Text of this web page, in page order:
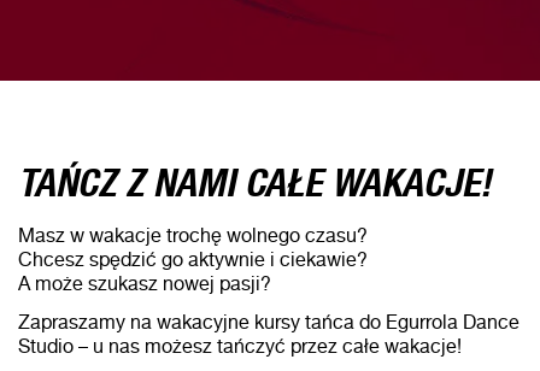
TAŃCZ Z NAMI CAŁE WAKACJE!
Masz w wakacje trochę wolnego czasu?
Chcesz spędzić go aktywnie i ciekawie?
A może szukasz nowej pasji?
Zapraszamy na wakacyjne kursy tańca do Egurrola Dance
Studio – u nas możesz tańczyć przez całe wakacje!